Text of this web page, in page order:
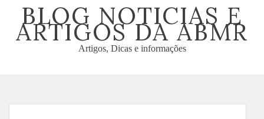
BLOG NOTICIAS E
ARTIGOS DA ABMR
Artigos, Dicas e informações